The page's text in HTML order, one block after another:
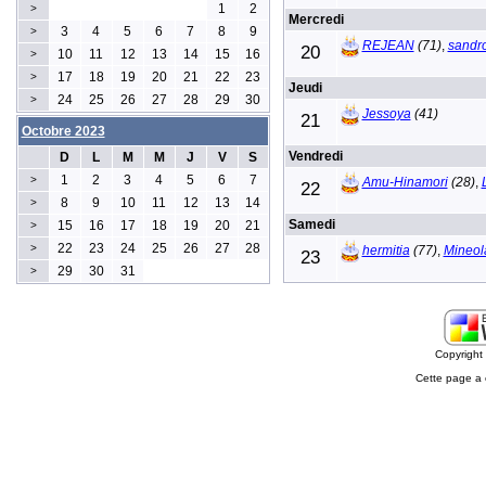
Mercredi
20 REJEAN(71),
Jeudi
21 Jessoya (41)
Vendredi
22 Amu-Hinamori(28),
Samedi
23 hermitia (77),
> 1 2
> 3 4 5 6 7 8 9
> 10 11 12 13 14 15 16
> 17 18 19 20 21 22 23
> 24 25 26 27 28 29 30
Octobre 2023
D
L M M J V S
> 1 2 3 4 5 6 7
> 8 9 10 11 12 13 14
> 15 16 17 18 19 20 21
> 22 23 24 25 26 27 28
> 29 30 31
Cette page a